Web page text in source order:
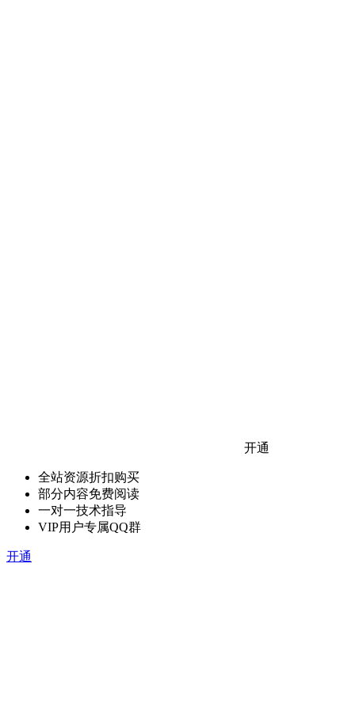
开通
全站资源折扣购买
部分内容免费阅读
一对一技术指导
VIP用户专属QQ群
开通